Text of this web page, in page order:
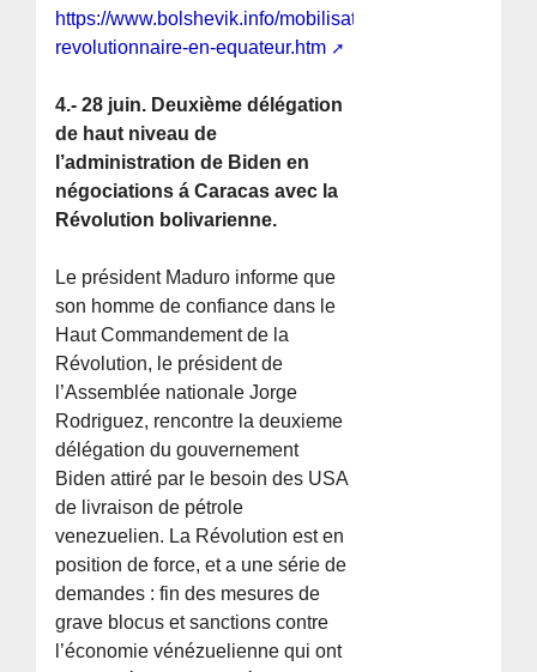
https://www.bolshevik.info/mobilisation-
revolutionnaire-en-equateur.htm
4.- 28 juin. Deuxième délégation
de haut niveau de
l’administration de Biden en
négociations á Caracas avec la
Révolution bolivarienne.
Le président Maduro informe que
son homme de confiance dans le
Haut Commandement de la
Révolution, le président de
l’Assemblée nationale Jorge
Rodriguez, rencontre la deuxieme
délégation du gouvernement
Biden attiré par le besoin des USA
de livraison de pétrole
venezuelien. La Révolution est en
position de force, et a une série de
demandes : fin des mesures de
grave blocus et sanctions contre
l’économie vénézuelienne qui ont